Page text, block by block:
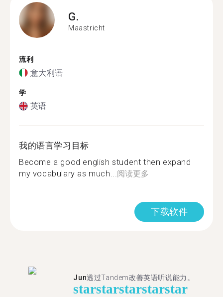
G.
Maastricht
流利
意大利语
学
英语
我的语言学习目标
Become a good english student then expand
my vocabulary as much...阅读更多
下载软件
Jun透过Tandem改善英语听说能力。
starstarstarstarstar